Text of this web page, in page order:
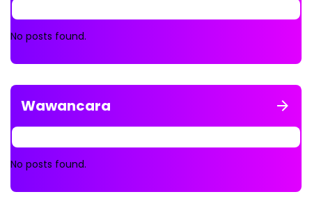
No posts found.
Wawancara
No posts found.